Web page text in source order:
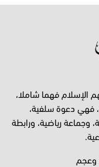
الإسلام فهما شاملا،
فهي دعوة سلفية،
رياضية، ورابطة